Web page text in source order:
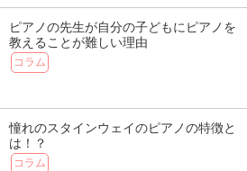
ピアノの先生が自分の子どもにピアノを
教えることが難しい理由
コラム
憧れのスタインウェイのピアノの特徴と
は！？
コラム